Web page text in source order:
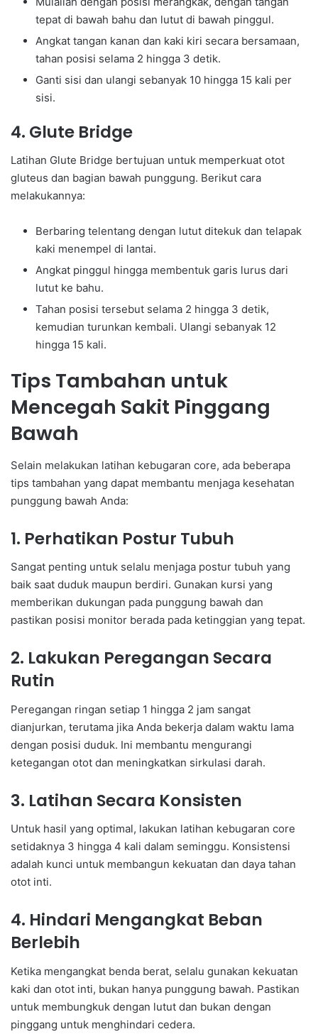
tepat di bawah bahu dan lutut di bawah pinggul.
Angkat tangan kanan dan kaki kiri secara bersamaan,
tahan posisi selama 2 hingga 3 detik.
Ganti sisi dan ulangi sebanyak 10 hingga 15 kali per
sisi.
4. Glute Bridge
Latihan Glute Bridge bertujuan untuk memperkuat otot
gluteus dan bagian bawah punggung. Berikut cara
melakukannya:
Berbaring telentang dengan lutut ditekuk dan telapak
kaki menempel di lantai.
Angkat pinggul hingga membentuk garis lurus dari
lutut ke bahu.
Tahan posisi tersebut selama 2 hingga 3 detik,
kemudian turunkan kembali. Ulangi sebanyak 12
hingga 15 kali.
Tips Tambahan untuk
Mencegah Sakit Pinggang
Bawah
Selain melakukan latihan kebugaran core, ada beberapa
tips tambahan yang dapat membantu menjaga kesehatan
punggung bawah Anda:
1. Perhatikan Postur Tubuh
Sangat penting untuk selalu menjaga postur tubuh yang
baik saat duduk maupun berdiri. Gunakan kursi yang
memberikan dukungan pada punggung bawah dan
pastikan posisi monitor berada pada ketinggian yang tepat.
2. Lakukan Peregangan Secara
Rutin
Peregangan ringan setiap 1 hingga 2 jam sangat
dianjurkan, terutama jika Anda bekerja dalam waktu lama
dengan posisi duduk. Ini membantu mengurangi
ketegangan otot dan meningkatkan sirkulasi darah.
3. Latihan Secara Konsisten
Untuk hasil yang optimal, lakukan latihan kebugaran core
setidaknya 3 hingga 4 kali dalam seminggu. Konsistensi
adalah kunci untuk membangun kekuatan dan daya tahan
otot inti.
4. Hindari Mengangkat Beban
Berlebih
Ketika mengangkat benda berat, selalu gunakan kekuatan
kaki dan otot inti, bukan hanya punggung bawah. Pastikan
untuk membungkuk dengan lutut dan bukan dengan
pinggang untuk menghindari cedera.